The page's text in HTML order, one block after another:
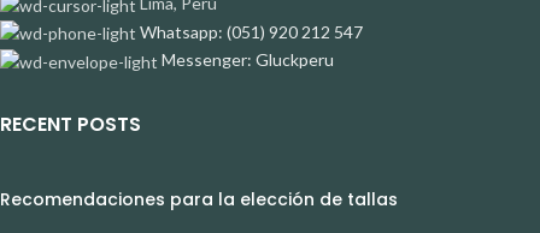
Whatsapp: (051) 920 212 547
Messenger: Gluckperu
RECENT POSTS
Recomendaciones para la elección de tallas